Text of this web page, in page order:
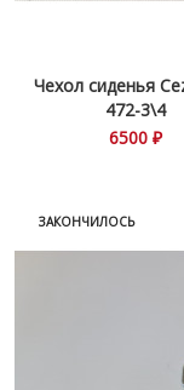
Чехол сиденья
472-3\4
6500 ₽
ЗАКОНЧИЛОСЬ